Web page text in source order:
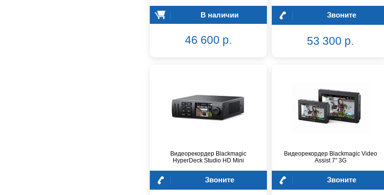
В наличии
46 600 р.
Звоните
53 300 р.
Видеорекордер Blackmagic
HyperDeck Studio HD Mini
Звоните
Видеорекордер Blackmagic Video
Assist 7” 3G
Звоните